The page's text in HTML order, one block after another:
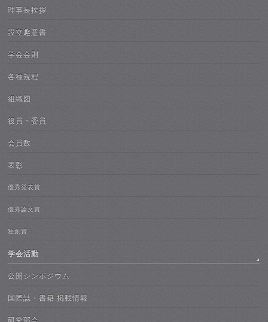
理事長挨拶
設立趣意書
学会会則
各種規程
組織図
役員・委員
会員数
表彰
優秀発表賞
優秀論文賞
独創賞
学会活動
公開シンポジウム
国際誌・書籍 掲載情報